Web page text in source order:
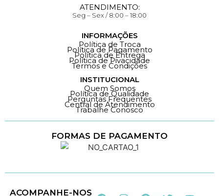
ATENDIMENTO:
Seg – Sex / 8:00 – 18:00
INFORMAÇÕES
Política de Troca
Política de Pagamento
Política de Entrega
Política de Pivacidade
Termos e Condições
INSTITUCIONAL
Quem Somos
Política de Qualidade
Perguntas Frequentes
Central de Atendimento
Trabalhe Conosco
FORMAS DE PAGAMENTO
ACOMPANHE-NOS